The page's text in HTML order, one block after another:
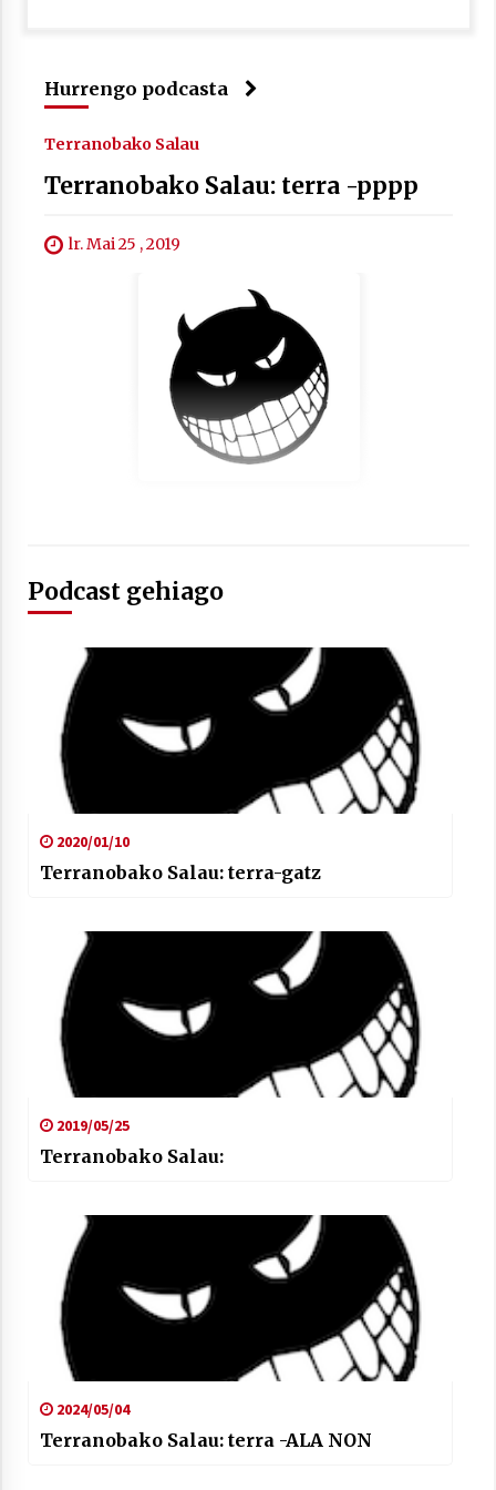
Hurrengo podcasta
Terranobako Salau
Terranobako Salau: terra -pppp
lr. Mai 25 , 2019
Podcast gehiago
2020/01/10
Terranobako Salau: terra-gatz
2019/05/25
Terranobako Salau:
2024/05/04
Terranobako Salau: terra -ALA NON